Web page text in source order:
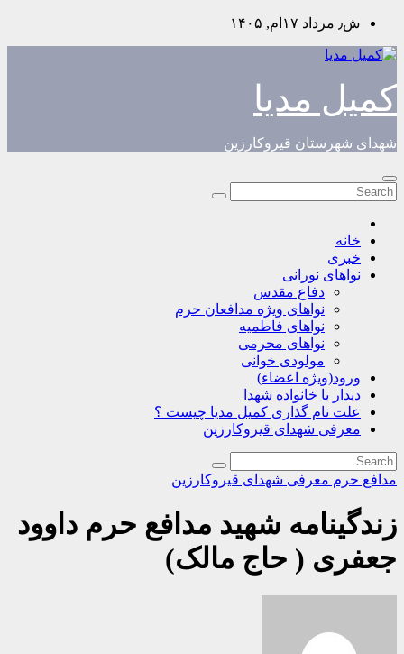
Skip
content
ش٫ مرداد ۱۷ام, ۱۴۰۵
کمیل مدیا
شهدای شهرستان قیروکارزین
خانه
خبری
نواهای نورانی
دفاع مقدس
نواهای ویژه مدافعان حرم
نواهای فاطمیه
نواهای محرمی
مولودی خوانی
ورود(ویژه اعضاء)
دیدار با خانواده شهدا
علت نام گذاری کمیل مدیا چیست ؟
معرفی شهدای قیروکارزین
مدافع حرم معرفی شهدای قیروکارزین
زندگینامه شهید مدافع حرم داوود
جعفری ( حاج مالک)